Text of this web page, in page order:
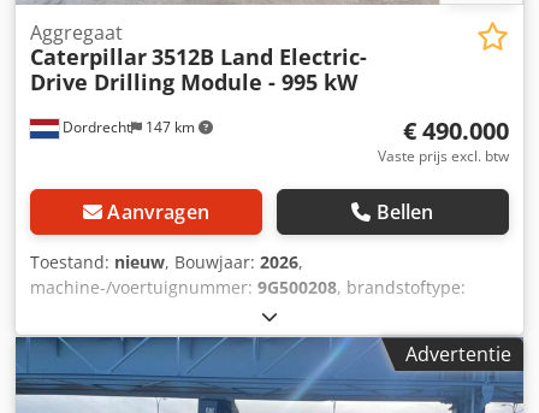
Dordrecht 147 km
Aggregaat
Caterpillar3512B Land Electric-
Drive Drilling Module - 995 kW
€ 490.000
Vaste prijs excl. btw
Aanvragen Bellen
Toestand: nieuw, Bouwjaar: 2026,
machine-/voertuignummer: 9G500208, brandstoftype:
Caterpillar 3512B
Toepassingsgebied: Bouw Leeggewicht: 14.250 kg
Generatorvermogen: 1.421 kVA Laadruimtedimensies: 605
x 266 x 232 cm Crsdpezhzw Dsfx Ai Njf Neem contact op
Advertentie